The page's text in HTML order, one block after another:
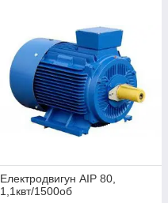
Електродвигун АІР 80,
1,1квт/1500об